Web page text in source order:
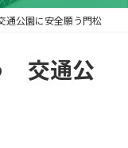
公園に安全願う門松
交通公